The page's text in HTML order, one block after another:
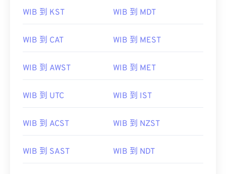
WIB 到 KST WIB 到 MDT
WIB 到 CAT WIB 到 MEST
WIB 到 AWST WIB 到 MET
WIB 到 UTC WIB 到 IST
WIB 到 ACST WIB 到 NZST
WIB 到 SAST WIB 到 NDT